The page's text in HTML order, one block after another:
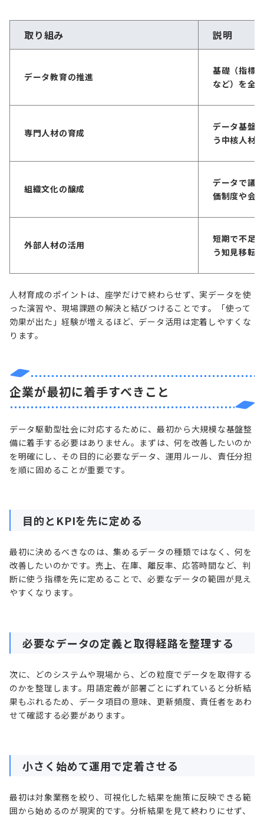
取り組み 説明
データ教育の推進
基礎（指標
など）を全
専門人材の育成
データ基盤
う中核人材
組織文化の醸成
データで議
価制度や会
外部人材の活用
短期で不足
う知見移転
人材育成のポイントは、座学だけで終わらせず、実データを使
った演習や、現場課題の解決と結びつけることです。「使って
効果が出た」経験が増えるほど、データ活用は定着しやすくな
ります。
企業が最初に着手すべきこと
データ駆動型社会に対応するために、最初から大規模な基盤整
備に着手する必要はありません。まずは、何を改善したいのか
を明確にし、その目的に必要なデータ、運用ルール、責任分担
を順に固めることが重要です。
目的とKPIを先に定める
最初に決めるべきなのは、集めるデータの種類ではなく、何を
改善したいのかです。売上、在庫、離反率、応答時間など、判
断に使う指標を先に定めることで、必要なデータの範囲が見え
やすくなります。
必要なデータの定義と取得経路を整理する
次に、どのシステムや現場から、どの粒度でデータを取得する
のかを整理します。用語定義が部署ごとにずれていると分析結
果もぶれるため、データ項目の意味、更新頻度、責任者をあわ
せて確認する必要があります。
小さく始めて運用で定着させる
最初は対象業務を絞り、可視化した結果を施策に反映できる範
囲から始めるのが現実的です。分析結果を見て終わりにせず、